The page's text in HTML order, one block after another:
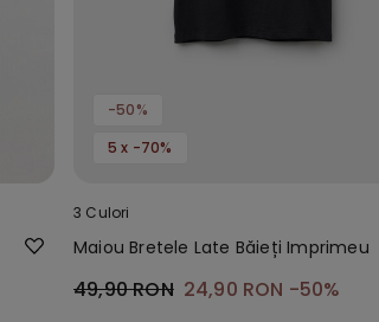
-50%
5 x -70%
3 Culori
Maiou Bretele Late Băieți Imprimeu
49,90 RON 24,90 RON -50%